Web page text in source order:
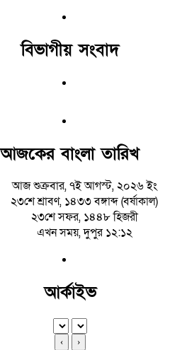
বিভাগীয় সংবাদ
আজকের বাংলা তারিখ
আজ শুক্রবার, ৭ই আগস্ট, ২০২৬ ইং
২৩শে শ্রাবণ, ১৪৩৩ বঙ্গাব্দ (বর্ষাকাল)
২৩শে সফর, ১৪৪৮ হিজরী
এখন সময়, দুপুর ১২:১২
আর্কাইভ
‹ ›